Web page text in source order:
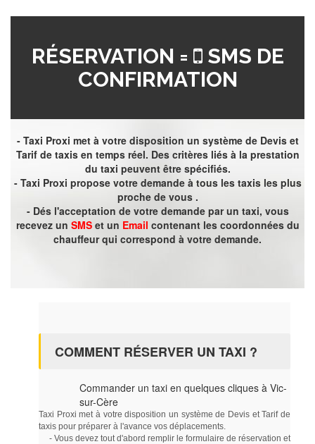
RÉSERVATION =
SMS DE
CONFIRMATION
- Taxi Proxi met à votre disposition un système de Devis et
Tarif de taxis en temps réel. Des critères liés à la prestation
du taxi peuvent être spécifiés.
- Taxi Proxi propose votre demande à tous les taxis les plus
proche de vous .
- Dés l'acceptation de votre demande par un taxi, vous
recevez un SMSet un Email contenant les coordonnées du
chauffeur qui correspond à votre demande.
COMMENT RÉSERVER UN TAXI ?
Commander un taxi en quelques cliques à Vic-
sur-Cère
Taxi Proxi met à votre disposition un système de Devis et Tarif de
taxis pour préparer à l'avance vos déplacements.
- Vous devez tout d'abord remplir le formulaire de réservation et